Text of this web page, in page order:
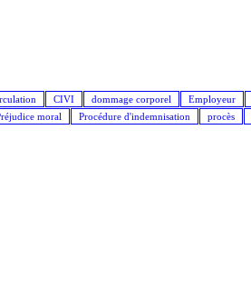
CIVI dommage corporel Employeur
moral Procédure d'indemnisation procès